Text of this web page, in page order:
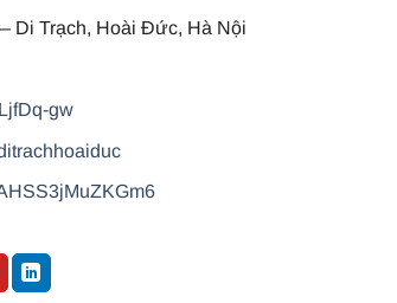
Di Trạch, Hoài Đức, Hà Nội
gw